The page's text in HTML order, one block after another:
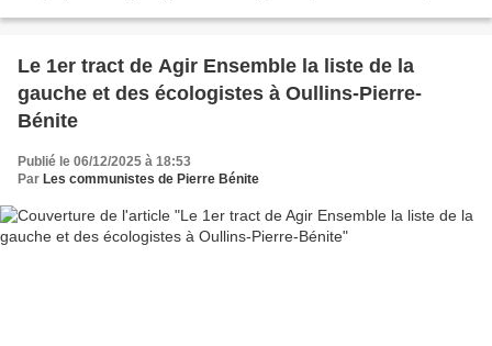
Le 1er tract de Agir Ensemble la liste de la
gauche et des écologistes à Oullins-Pierre-
Bénite
Publié le 06/12/2025 à 18:53
Par Les communistes de Pierre Bénite